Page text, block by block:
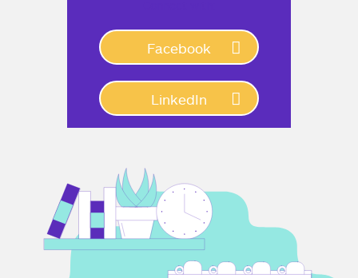
Facebook
LinkedIn